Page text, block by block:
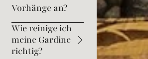
Vorhänge an?
Wie reinige ich
meine Gardine
richtig?